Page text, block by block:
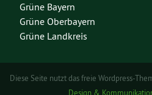
Grüne Bayern
Grüne Oberbayern
Grüne Landkreis
Diese Seite nutzt das freie Wordpress-
Design &